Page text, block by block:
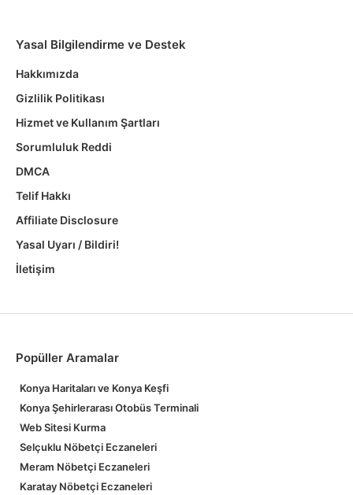
Yasal Bilgilendirme ve Destek
Hakkımızda
Gizlilik Politikası
Hizmet ve Kullanım Şartları
Sorumluluk Reddi
DMCA
Telif Hakkı
Affiliate Disclosure
Yasal Uyarı / Bildiri!
İletişim
Popüller Aramalar
Konya Haritaları ve Konya Keşfi
Konya Şehirlerarası Otobüs Terminali
Web Sitesi Kurma
Selçuklu Nöbetçi Eczaneleri
Meram Nöbetçi Eczaneleri
Karatay Nöbetçi Eczaneleri